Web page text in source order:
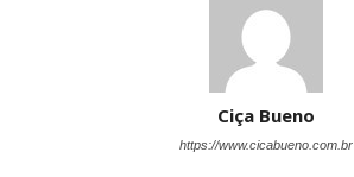
Ciça Bueno
https://www.cicabueno.com.br